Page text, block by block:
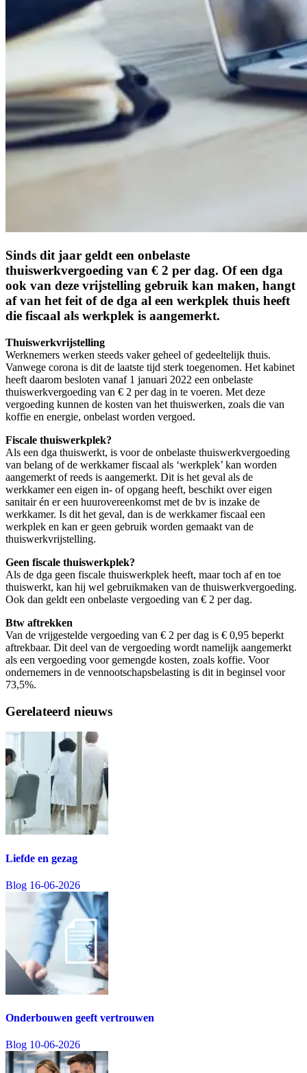
Sinds dit jaar geldt een onbelaste
thuiswerkvergoeding van € 2 per dag. Of een dga
ook van deze vrijstelling gebruik kan maken, hangt
af van het feit of de dga al een werkplek thuis heeft
die fiscaal als werkplek is aangemerkt.
Thuiswerkvrijstelling
Werknemers werken steeds vaker geheel of gedeeltelijk thuis.
Vanwege corona is dit de laatste tijd sterk toegenomen. Het kabinet
heeft daarom besloten vanaf 1 januari 2022 een onbelaste
thuiswerkvergoeding van € 2 per dag in te voeren. Met deze
vergoeding kunnen de kosten van het thuiswerken, zoals die van
koffie en energie, onbelast worden vergoed.
Fiscale thuiswerkplek?
Als een dga thuiswerkt, is voor de onbelaste thuiswerkvergoeding
van belang of de werkkamer fiscaal als ‘werkplek’ kan worden
aangemerkt of reeds is aangemerkt. Dit is het geval als de
werkkamer een eigen in- of opgang heeft, beschikt over eigen
sanitair én er een huurovereenkomst met de bv is inzake de
werkkamer. Is dit het geval, dan is de werkkamer fiscaal een
werkplek en kan er geen gebruik worden gemaakt van de
thuiswerkvrijstelling.
Geen fiscale thuiswerkplek?
Als de dga geen fiscale thuiswerkplek heeft, maar toch af en toe
thuiswerkt, kan hij wel gebruikmaken van de thuiswerkvergoeding.
Ook dan geldt een onbelaste vergoeding van € 2 per dag.
Btw aftrekken
Van de vrijgestelde vergoeding van € 2 per dag is € 0,95 beperkt
aftrekbaar. Dit deel van de vergoeding wordt namelijk aangemerkt
als een vergoeding voor gemengde kosten, zoals koffie. Voor
ondernemers in de vennootschapsbelasting is dit in beginsel voor
73,5%.
Gerelateerd nieuws
Liefde en gezag
Blog 16-06-2026
Onderbouwen geeft vertrouwen
Blog 10-06-2026